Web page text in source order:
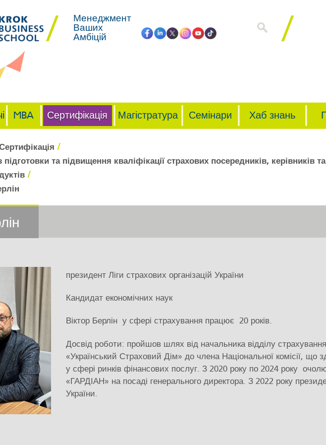
Менеджмент
Ваших
Амбіцій
MBA Сертифікація Магістратура Семінари Хаб знань
/
та підвищення кваліфікації страхових посередників, керівників та
/
президент Ліги страхових організацій України
Кандидат економічних наук
Віктор Берлін у сфері страхування працює 20 років.
Досвід роботи: пройшов шлях від начальника відділу
«Український Страховий Дім» до члена Національної комісії, що
у сфері ринків фінансових послуг. З 2020 року по 2024 року
«ГАРДІАН» на посаді генерального директора. З 2022 року
України.